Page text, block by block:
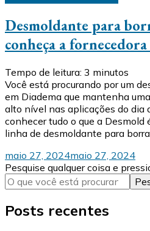
Desmoldante para
conheça a
Tempo de leitura: 3 minutos
Você está procurando por um
em Diadema que mantenha
alto nível nas aplicações do dia
conhecer tudo o que a Desmold
linha de desmoldante para
maio 27, 2024maio 27, 2024
Procurando
algo?
Pesquise qualquer coisa e
Posts recentes